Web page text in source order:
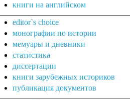
книги на английском
editor`s choice
монографии по истории
мемуары и дневники
статистика
диссертации
книги зарубежных историков
публикация документов